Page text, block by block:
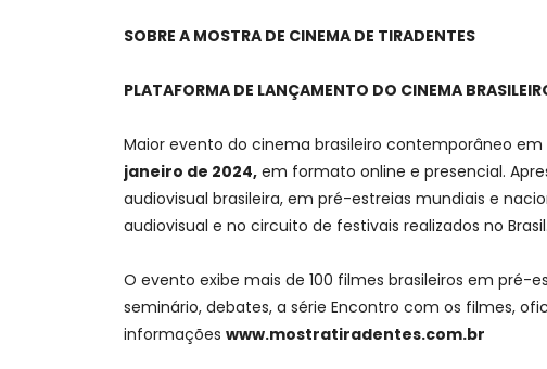
SOBRE A MOSTRA DE CINEMA DE TIRADENTES
PLATAFORMA DE LANÇAMENTO DO CINEMA
Maior evento do cinema brasileiro contemporâneo
janeiro de 2024, em formato online e presencial.
audiovisual brasileira, em pré-estreias mundiais e
audiovisual e no circuito de festivais realizados no Brasil.
O evento exibe mais de 100 filmes brasileiros em
seminário, debates, a série Encontro com os filmes,
informações www.mostratiradentes.com.br